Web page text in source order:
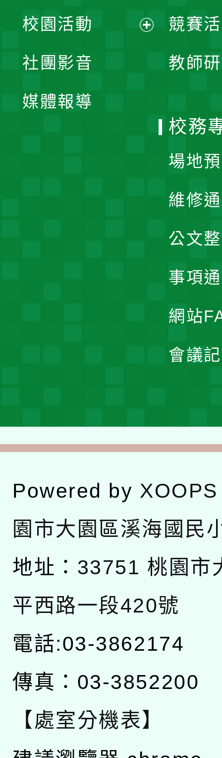
競賽
教師
開
校園活動
社團影音
媒體報導
校務
場地
維修
公文
事項
網站
會議
Powered by XOOPS
園市大園區溪海國民
地址： 33751 桃園市
平西路一段420號
電話:03-3862174
傳真：03-3852200
【處室分機表】